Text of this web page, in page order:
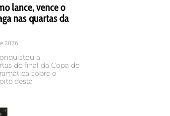
lance, vence o
nas quartas da
2026
a
de final da Copa do
sobre o
desta